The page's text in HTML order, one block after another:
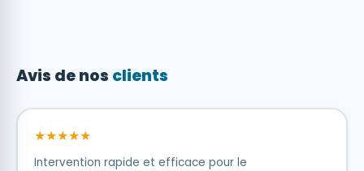
Avis de nos clients
★★★★★
Intervention rapide et efficace pour le